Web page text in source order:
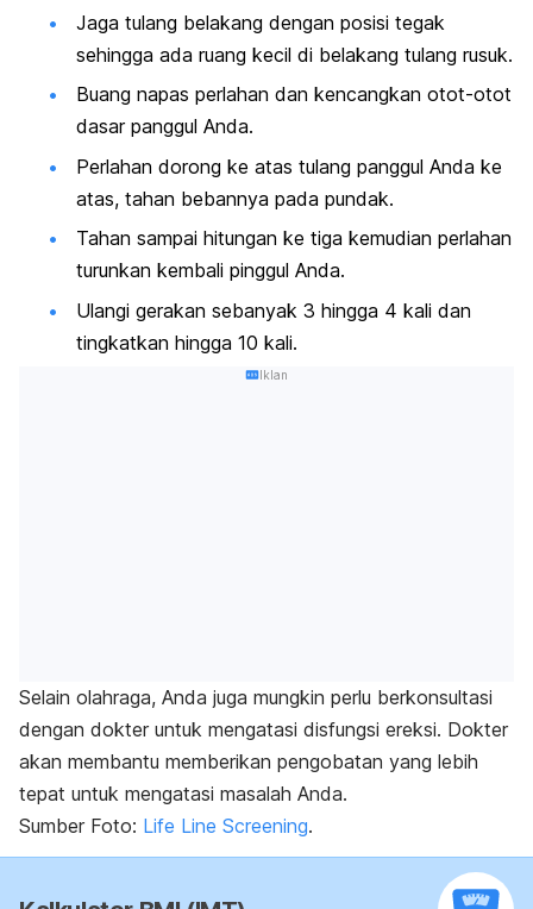
Jaga tulang belakang dengan posisi tegak
sehingga ada ruang kecil di belakang tulang rusuk.
Buang napas perlahan dan kencangkan otot-otot
dasar panggul Anda.
Perlahan dorong ke atas tulang panggul Anda ke
atas, tahan bebannya pada pundak.
Tahan sampai hitungan ke tiga kemudian perlahan
turunkan kembali pinggul Anda.
Ulangi gerakan sebanyak 3 hingga 4 kali dan
tingkatkan hingga 10 kali.
Iklan
Selain olahraga, Anda juga mungkin perlu berkonsultasi
dengan dokter untuk mengatasi disfungsi ereksi. Dokter
akan membantu memberikan pengobatan yang lebih
tepat untuk mengatasi masalah Anda.
Sumber Foto: Life Line Screening.